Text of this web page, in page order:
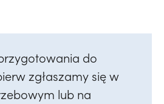
do
zgłaszamy się w
lub na